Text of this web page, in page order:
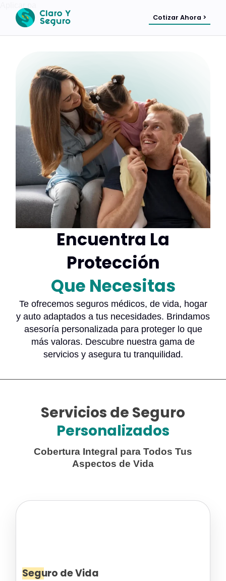
Cotizar Ahora >
Encuentra La
Protección
Que Necesitas
Te ofrecemos seguros médicos, de vida, hogar
y auto adaptados a tus necesidades. Brindamos
asesoría personalizada para proteger lo que
más valoras. Descubre nuestra gama de
servicios y asegura tu tranquilidad.
Servicios de Seguro
Personalizados
Cobertura Integral para Todos Tus
Aspectos de Vida
Seguro de Vida